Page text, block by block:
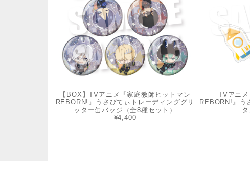
【BOX】TVアニメ『家庭教師ヒットマン
REBORN!』うさびてぃトレーディンググリ
ッター缶バッジ（全8種セット）
¥4,400
TVアニ
REBORN!』う